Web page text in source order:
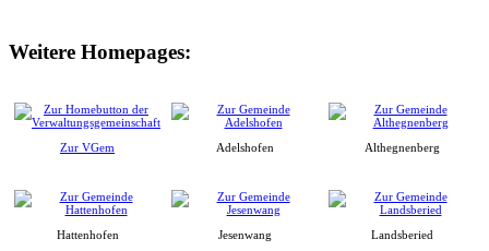
Weitere Homepages:
Zur VGem Adelshofen Althegnenberg
Hattenhofen Jesenwang Landsberied